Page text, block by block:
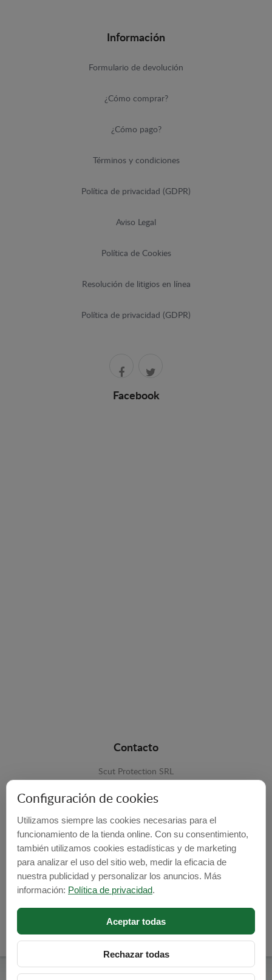
Información
Formulario de devolución
¿Cómo comprar?
¿Cómo pago?
Términos y condiciones
Política de privacidad (GDPR)
Aviso Legal
Política de Cookies
Resolución de litigios en línea
Política de privacidad (GDPR)
Facebook
Contacto
Scut Protection SRL
Harghita, Romania
E-mail: info@cubrecarter.com
Configuración de cookies
Utilizamos siempre las cookies necesarias para el
funcionamiento de la tienda online. Con su consentimiento,
también utilizamos cookies estadísticas y de marketing
para analizar el uso del sitio web, medir la eficacia de
nuestra publicidad y personalizar los anuncios. Más
información: Política de privacidad.
Aceptar todas
Rechazar todas